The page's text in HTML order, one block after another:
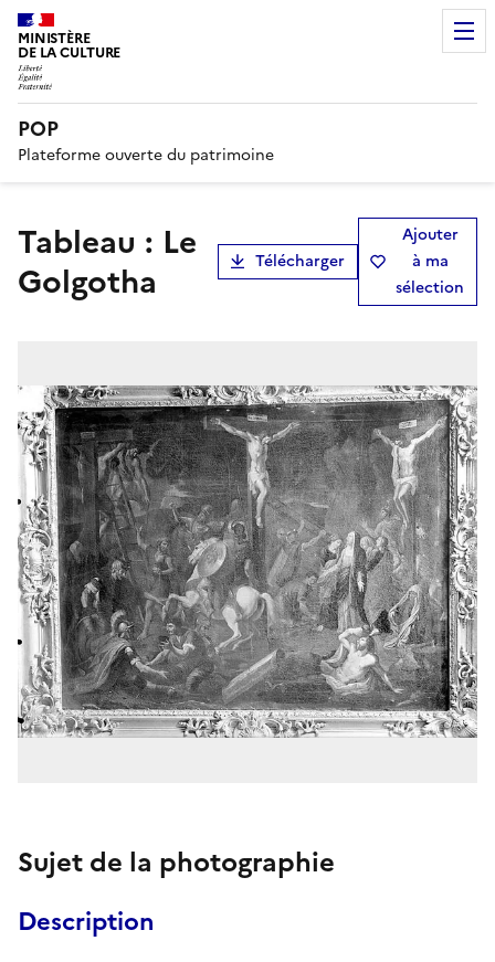
MINISTÈRE
DE LA CULTURE
POP
Plateforme ouverte du patrimoine
Tableau : Le
Golgotha
Télécharger
Ajouter
à ma
sélection
Sujet de la photographie
Description